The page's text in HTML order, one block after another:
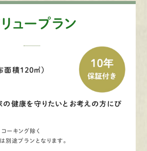
ュープラン
積120㎡）
の健康を守りたいとお考えの方にぴ
ーキング除く
途プランとなります。